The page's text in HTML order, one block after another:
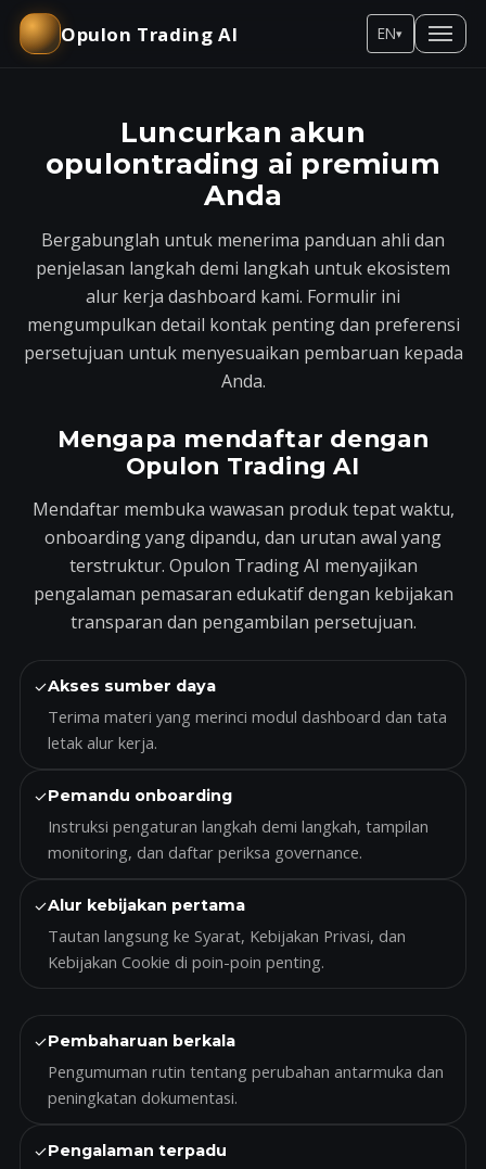
Opulon Trading AI EN▾
Luncurkan akun
opulontrading ai premium
Anda
Bergabunglah untuk menerima panduan ahli dan
penjelasan langkah demi langkah untuk ekosistem
alur kerja dashboard kami. Formulir ini
mengumpulkan detail kontak penting dan preferensi
persetujuan untuk menyesuaikan pembaruan kepada
Anda.
Mengapa mendaftar dengan
Opulon Trading AI
Mendaftar membuka wawasan produk tepat waktu,
onboarding yang dipandu, dan urutan awal yang
terstruktur. Opulon Trading AI menyajikan
pengalaman pemasaran edukatif dengan kebijakan
transparan dan pengambilan persetujuan.
✓Akses sumber daya
Terima materi yang merinci modul dashboard dan tata
letak alur kerja.
✓Pemandu onboarding
Instruksi pengaturan langkah demi langkah, tampilan
monitoring, dan daftar periksa governance.
✓Alur kebijakan pertama
Tautan langsung ke Syarat, Kebijakan Privasi, dan
Kebijakan Cookie di poin-poin penting.
✓Pembaharuan berkala
Pengumuman rutin tentang perubahan antarmuka dan
peningkatan dokumentasi.
✓Pengalaman terpadu